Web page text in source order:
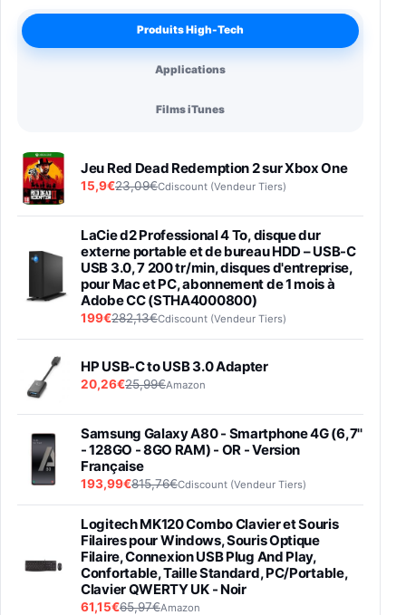
Produits High-Tech
Applications
Films iTunes
Jeu Red Dead Redemption 2 sur Xbox One
15,9€23,09€Cdiscount (Vendeur Tiers)
LaCie d2 Professional 4 To, disque dur
externe portable et de bureau HDD – USB-C
USB 3.0, 7 200 tr/min, disques d'entreprise,
pour Mac et PC, abonnement de 1 mois à
Adobe CC (STHA4000800)
199€282,13€Cdiscount (Vendeur Tiers)
HP USB-C to USB 3.0 Adapter
20,26€25,99€Amazon
Samsung Galaxy A80 - Smartphone 4G (6,7''
- 128GO - 8GO RAM) - OR - Version
Française
193,99€815,76€Cdiscount (Vendeur Tiers)
Logitech MK120 Combo Clavier et Souris
Filaires pour Windows, Souris Optique
Filaire, Connexion USB Plug And Play,
Confortable, Taille Standard, PC/Portable,
Clavier QWERTY UK - Noir
61,15€65,97€Amazon